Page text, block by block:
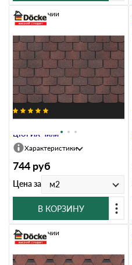
ЦЮРИХ Чили
В наличии
Характеристики
744 руб
Цена за м2
В КОРЗИНУ
В наличии